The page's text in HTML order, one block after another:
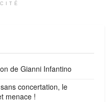
de Gianni Infantino
concertation, le
menace !